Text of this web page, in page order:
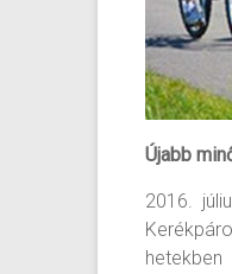
Újabb
2016.